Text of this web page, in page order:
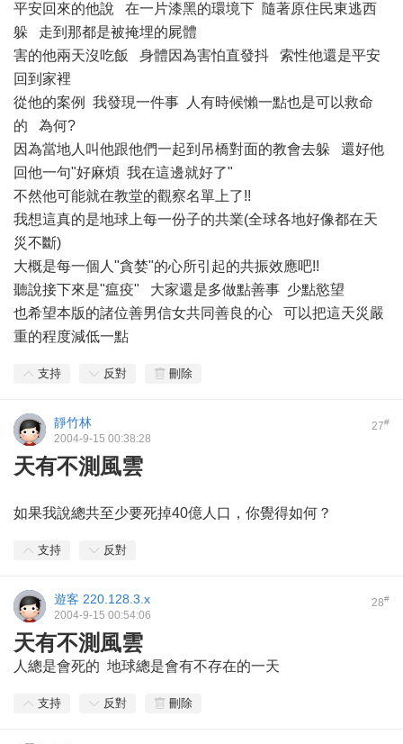
平安回來的他說 在一片漆黑的環境下 隨著原住民東逃西
躲 走到那都是被掩埋的屍體
害的他兩天沒吃飯 身體因為害怕直發抖 索性他還是平安
回到家裡
從他的案例 我發現一件事 人有時候懶一點也是可以救命
的 為何?
因為當地人叫他跟他們一起到吊橋對面的教會去躲 還好他
回他一句"好麻煩 我在這邊就好了"
不然他可能就在教堂的觀察名單上了!!
我想這真的是地球上每一份子的共業(全球各地好像都在天
災不斷)
大概是每一個人"貪婪"的心所引起的共振效應吧!!
聽說接下來是"瘟疫" 大家還是多做點善事 少點慾望
也希望本版的諸位善男信女共同善良的心 可以把這天災嚴
重的程度減低一點
支持 反對 刪除
27#
靜竹林
2004-9-15 00:38:28
天有不測風雲
如果我說總共至少要死掉40億人口，你覺得如何？
支持 反對
28#
遊客 220.128.3.x
2004-9-15 00:54:06
天有不測風雲
人總是會死的 地球總是會有不存在的一天
支持 反對 刪除